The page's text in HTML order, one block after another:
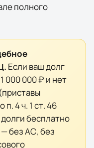
полного
Если ваш долг
000 000 ₽ и нет
4 ч. 1 ст. 46
бесплатно
без АС, без